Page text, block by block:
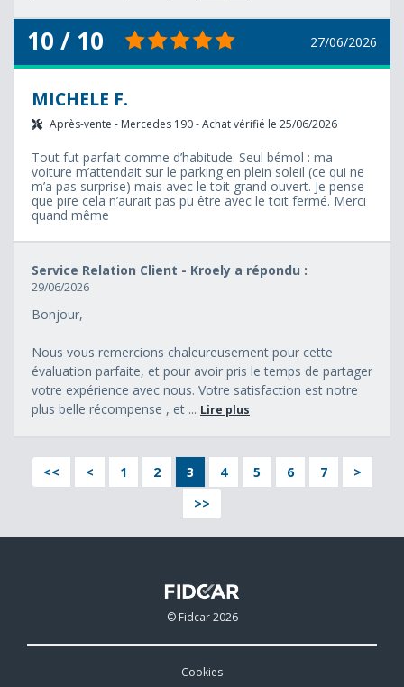
10 / 10 27/06/2026
MICHELE F.
Après-vente - Mercedes 190 - Achat vérifié le 25/06/2026
Tout fut parfait comme d’habitude. Seul bémol : ma
voiture m’attendait sur le parking en plein soleil (ce qui ne
m’a pas surprise) mais avec le toit grand ouvert. Je pense
que pire cela n’aurait pas pu être avec le toit fermé. Merci
quand même
Service Relation Client - Kroely a répondu :
29/06/2026
Bonjour,
Nous vous remercions chaleureusement pour cette
évaluation parfaite, et pour avoir pris le temps de partager
votre expérience avec nous. Votre satisfaction est notre
plus belle récompense , et ... Lire plus
<< < 1 2 3 4 5 6 7
>
>>
© Fidcar 2026
Cookies